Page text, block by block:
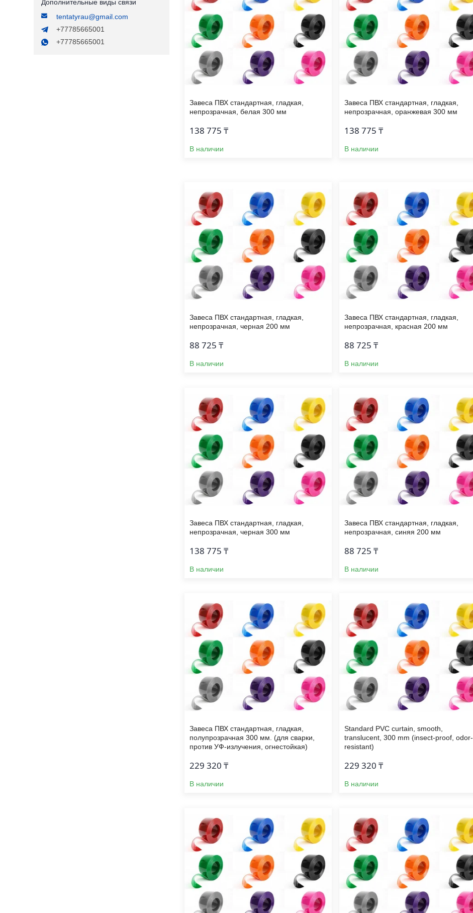
Завеса ПВХ стандартная, гладкая,
непрозрачная, белая 300 мм
138 775 ₸
В наличии
Завеса ПВХ стандартная, гладкая,
непрозрачная, оранжевая 300 мм
138 775 ₸
В наличии
Завеса ПВХ стандартная, гладкая,
непрозрачная, черная 200 мм
88 725 ₸
В наличии
Завеса ПВХ стандартная, гладкая,
непрозрачная, красная 200 мм
88 725 ₸
В наличии
Завеса ПВХ стандартная, гладкая,
непрозрачная, черная 300 мм
138 775 ₸
В наличии
Завеса ПВХ стандартная, гладкая,
непрозрачная, синяя 200 мм
88 725 ₸
В наличии
Завеса ПВХ стандартная, гладкая,
полупрозрачная 300 мм. (для сварки,
против УФ-излучения, огнестойкая)
229 320 ₸
В наличии
Standard PVC curtain, smooth,
translucent, 300 mm (insect-proof, odor-
resistant)
229 320 ₸
В наличии
tentatyrau@gmail.com
+77785665001
+77785665001